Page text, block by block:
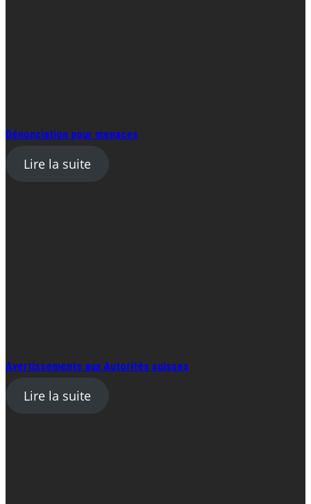
Dénonciation pour menaces
Lire la suite
Avertissements aux Autorités suisses
Lire la suite